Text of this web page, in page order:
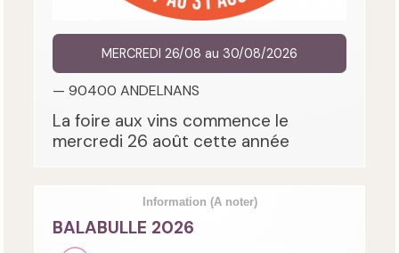
MERCREDI 26/08 au 30/08/2026
— 90400 ANDELNANS
La foire aux vins commence le
mercredi 26 août cette année
Information (A noter)
BALABULLE 2026